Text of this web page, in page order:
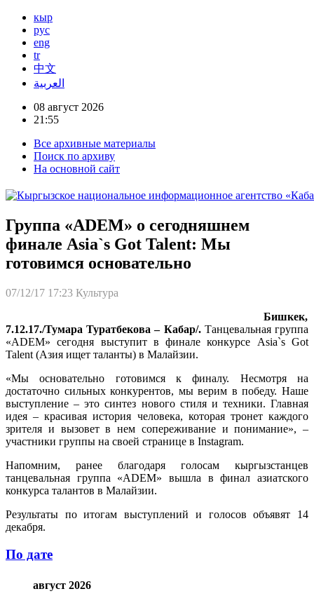
кыр
рус
eng
tr
中文
العربية
08 август 2026
21:55
Все архивные материалы
Поиск по архиву
На основной сайт
Группа «ADEM» о сегодняшнем
финале Asia`s Got Talent: Мы
готовимся основательно
07/12/17 17:23 Культура
Бишкек,
7.12.17./Тумара Туратбекова – Кабар/. Танцевальная группа
«ADEM» сегодня выступит в финале конкурсе Asia`s Got
Talent (Азия ищет таланты) в Малайзии.
«Мы основательно готовимся к финалу. Несмотря на
достаточно сильных конкурентов, мы верим в победу. Наше
выступление – это синтез нового стиля и техники. Главная
идея – красивая история человека, которая тронет каждого
зрителя и вызовет в нем сопереживание и понимание», –
участники группы на своей странице в Instagram.
Напомним, ранее благодаря голосам кыргызстанцев
танцевальная группа «ADEM» вышла в финал азиатского
конкурса талантов в Малайзии.
Результаты по итогам выступлений и голосов объявят 14
декабря.
По дате
август 2026